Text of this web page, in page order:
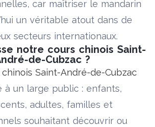
car maîtriser le mandarin
un véritable atout dans de
secteurs internationaux.
notre cours chinois Saint-
de-Cubzac ?
Saint-André-de-Cubzac
à un large public : enfants,
adultes, familles et
souhaitant découvrir ou